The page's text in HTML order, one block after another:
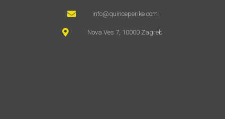
info@quinceperike.com
Nova Ves 7, 10000 Zagreb